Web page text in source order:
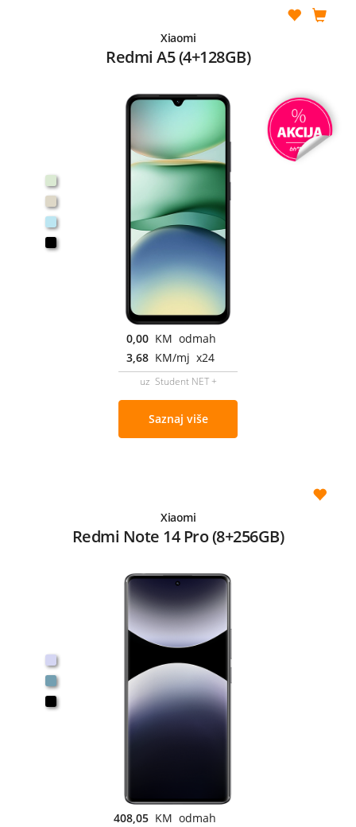
Xiaomi
Redmi A5 (4+128GB)
0,00 KM odmah
3,68 KM/mj x24
uz Student NET +
Saznaj više
Xiaomi
Redmi Note 14 Pro (8+256GB)
408,05 KM odmah